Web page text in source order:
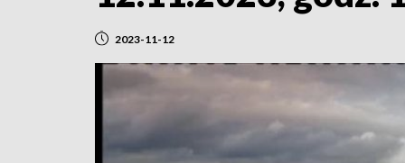
2023-11-12